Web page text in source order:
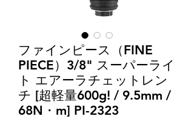
ファインピース（FINE
PIECE）3/8" スーパーライ
ト エアーラチェットレン
チ [超軽量600g! / 9.5mm /
68N・m] PI-2323